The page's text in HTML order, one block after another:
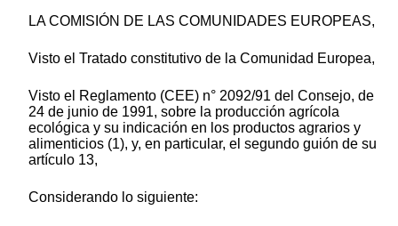
LA COMISIÓN DE LAS COMUNIDADES EUROPEAS,
Visto el Tratado constitutivo de la Comunidad Europea,
Visto el Reglamento (CEE) n° 2092/91 del Consejo, de
24 de junio de 1991, sobre la producción agrícola
ecológica y su indicación en los productos agrarios y
alimenticios (1), y, en particular, el segundo guión de su
artículo 13,
Considerando lo siguiente: